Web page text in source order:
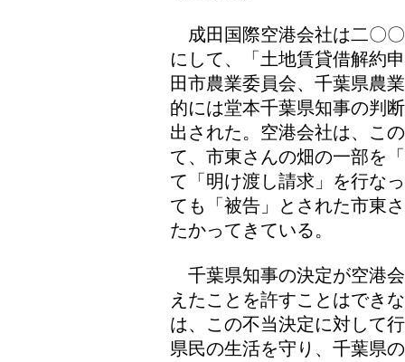
成田国際空港会社は二〇
にして、「土地賃貸借解約
田市農業委員会、千葉県農
的には堂本千葉県知事の判
出された。空港会社は、こ
て、市東さんの畑の一部を
て「明け渡し請求」を行な
ても「被告」とされた市東
たかってきている。
千葉県知事の決定が空港
えたことを許すことはでき
は、この不当決定に対して
県民の生活を守り、千葉県